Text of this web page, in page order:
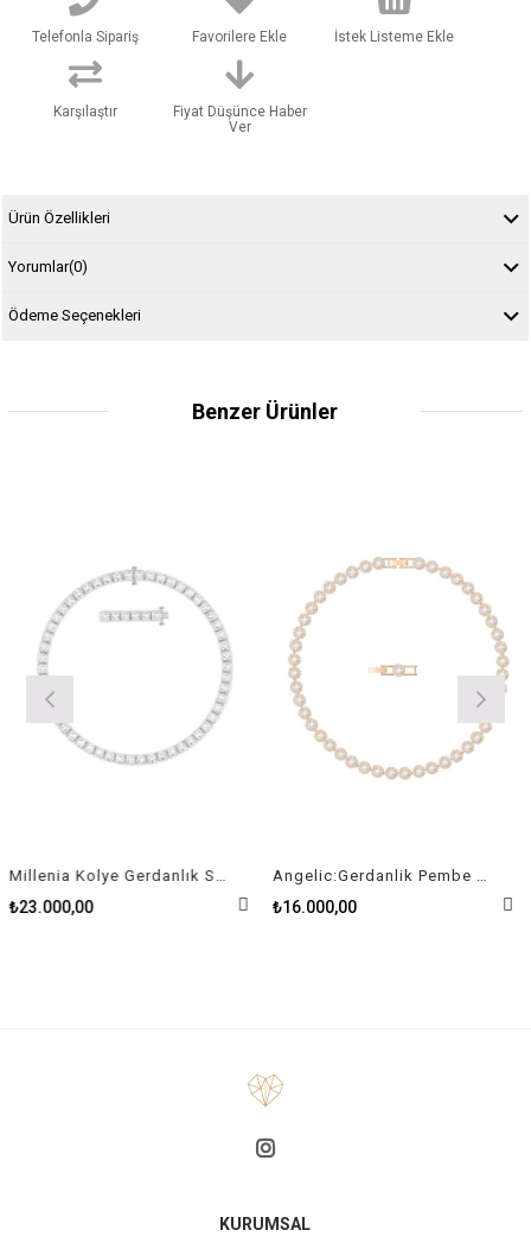
Telefonla Sipariş Favorilere Ekle İstek Listeme Ekle
Karşılaştır
Fiyat Düşünce Haber
Ver
Ürün Özellikleri
Yorumlar(0)
Ödeme Seçenekleri
Benzer Ürünler
Millenia Kolye Gerdanlık Swarovski Zirconia Kare Kristal Rodyum Kaplama
₺23.000,00
Angelic:Gerdanlik Pembe Altin Kaplama
₺16.000,00
KURUMSAL